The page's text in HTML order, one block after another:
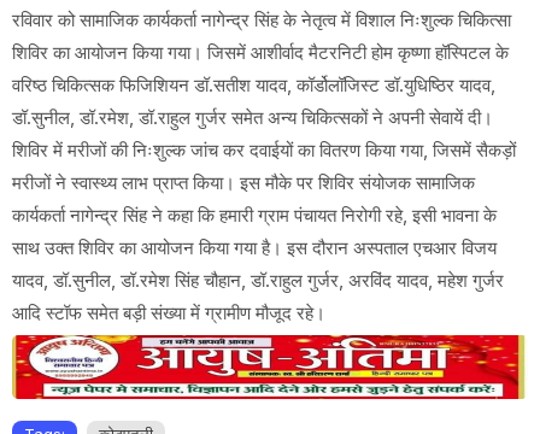
रविवार को सामाजिक कार्यकर्ता नागेन्द्र सिंह के नेतृत्व में विशाल निःशुल्क चिकित्सा
शिविर का आयोजन किया गया। जिसमें आशीर्वाद मैटरनिटी होम कृष्णा हॉस्पिटल के
वरिष्ठ चिकित्सक फिजिशियन डॉ.सतीश यादव, कॉर्डोलॉजिस्ट डॉ.युधिष्ठिर यादव,
डॉ.सुनील, डॉ.रमेश, डॉ.राहुल गुर्जर समेत अन्य चिकित्सकों ने अपनी सेवायें दी।
शिविर में मरीजों की निःशुल्क जांच कर दवाईयों का वितरण किया गया, जिसमें सैकड़ों
मरीजों ने स्वास्थ्य लाभ प्राप्त किया। इस मौके पर शिविर संयोजक सामाजिक
कार्यकर्ता नागेन्द्र सिंह ने कहा कि हमारी ग्राम पंचायत निरोगी रहे, इसी भावना के
साथ उक्त शिविर का आयोजन किया गया है। इस दौरान अस्पताल एचआर विजय
यादव, डॉ.सुनील, डॉ.रमेश सिंह चौहान, डॉ.राहुल गुर्जर, अरविंद यादव, महेश गुर्जर
आदि स्टॉफ समेत बड़ी संख्या में ग्रामीण मौजूद रहे।